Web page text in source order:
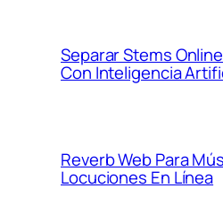
Separar Stems
Con Inteligencia
Reverb Web Para
Locuciones En Línea